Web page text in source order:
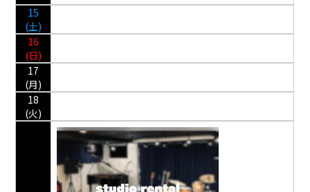
15
(土)
16
(日)
17
(月)
18
(火)